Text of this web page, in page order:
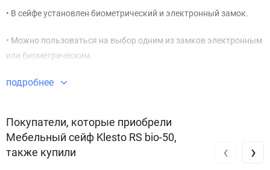
• В сейфе установлен биометрический и электронный замок.
• Можно пользоваться на выбор одним из замков электронным
или биометрическим.
• Есть мастер-ключ, на случай севшей батарейки.
• На поверхность сейфа нанесено объемное фактурное
полимерное покрытие черного цвета с имитацией «кожи
подробнее
Покупатели, которые приобрели
Мебельный сейф Klesto RS bio-50,
также купили
‹ ›